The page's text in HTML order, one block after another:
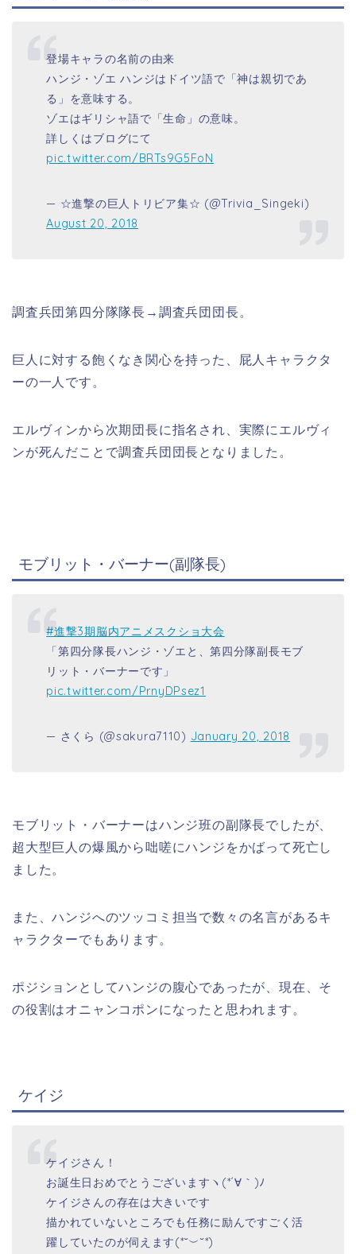
登場キャラの名前の由来
ハンジ・ゾエ ハンジはドイツ語で「神は親切であ
る」を意味する。
ゾエはギリシャ語で「生命」の意味。
詳しくはブログにて
pic.twitter.com/BRTs9G5FoN
— ☆進撃の巨人トリビア集☆ (@Trivia_Singeki)
August 20, 2018
調査兵団第四分隊隊長→調査兵団団長。
巨人に対する飽くなき関心を持った、屁人キャラクタ
ーの一人です。
エルヴィンから次期団長に指名され、実際にエルヴィ
ンが死んだことで調査兵団団長となりました。
モブリット・バーナー(副隊長)
#進撃3期脳内アニメスクショ大会
「第四分隊長ハンジ・ゾエと、第四分隊副長モブ
リット・バーナーです」
pic.twitter.com/PrnyDPsez1
— さくら (@sakura7110) January 20, 2018
モブリット・バーナーはハンジ班の副隊長でしたが、
超大型巨人の爆風から咄嗟にハンジをかばって死亡し
ました。
また、ハンジへのツッコミ担当で数々の名言があるキ
ャラクターでもあります。
ポジションとしてハンジの腹心であったが、現在、そ
の役割はオニャンコポンになったと思われます。
ケイジ
ケイジさん！
お誕生日おめでとうございますヽ(*´∀｀)ﾉ
ケイジさんの存在は大きいです
描かれていないところでも任務に励んですごく活
躍していたのが伺えます(*˘︶˘*)